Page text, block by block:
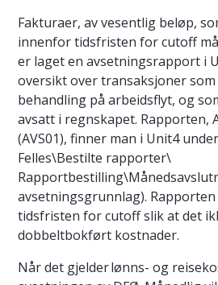
Fakturaer, av vesentlig beløp,
innenfor tidsfristen for cutoff
er laget en avsetningsrapport i
oversikt over transaksjoner
behandling på arbeidsflyt, og
avsatt i regnskapet. Rapporten,
(AVS01), finner man i Unit4
Felles\Bestilte rapporter\
avsetningsgrunnlag).
tidsfristen for cutoff slik at det
dobbeltbokført kostnader.
Når det gjelder lønns- og